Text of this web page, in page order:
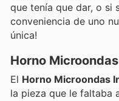
que tenía que dar, o si
conveniencia de uno
única!
Horno
El Horno Microondas
la pieza que le faltaba